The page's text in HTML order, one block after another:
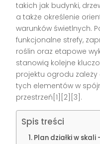
takich jak budynki,
a także określenie
warunków świetlnych.
funkcjonalne strefy,
roślin oraz etapowe
stanowią kolejne
projektu ogrodu
tych elementów w
przestrzeń[1][2][3].
Spis treści
Plan działki w skali